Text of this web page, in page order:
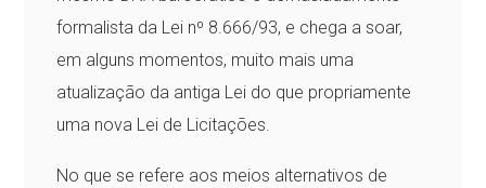
formalista da Lei nº 8.666/93, e chega a soar,
em alguns momentos, muito mais uma
atualização da antiga Lei do que propriamente
uma nova Lei de Licitações.
No que se refere aos meios alternativos de